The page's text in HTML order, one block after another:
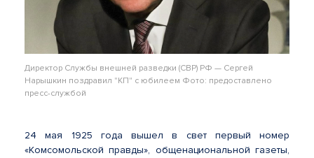
Директор Службы внешней разведки (СВР) РФ — Сергей
Нарышкин поздравил "КП" с юбилеем Фото: предоставлено
пресс-службой
24 мая 1925 года вышел в свет первый номер
«Комсомольской правды», общенациональной газеты,